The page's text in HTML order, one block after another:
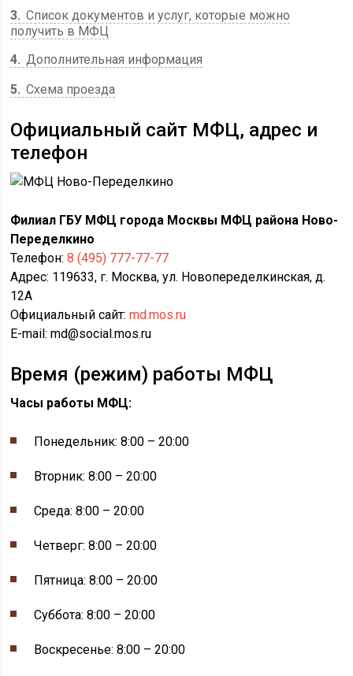
3 Список документов и услуг, которые можно
получить в МФЦ
4 Дополнительная информация
5 Схема проезда
Официальный сайт МФЦ, адрес и
телефон
Филиал ГБУ МФЦ города Москвы МФЦ района Ново-
Переделкино
Телефон:8 (495) 777-77-77
Адрес: 119633, г. Москва, ул. Новопеределкинская, д.
12А
Официальный сайт:md.mos.ru
E-mail: md@social.mos.ru
Время (режим) работы МФЦ
Часы работы МФЦ:
Понедельник: 8:00 – 20:00
Вторник: 8:00 – 20:00
Среда: 8:00 – 20:00
Четверг: 8:00 – 20:00
Пятница: 8:00 – 20:00
Суббота: 8:00 – 20:00
Воскресенье: 8:00 – 20:00